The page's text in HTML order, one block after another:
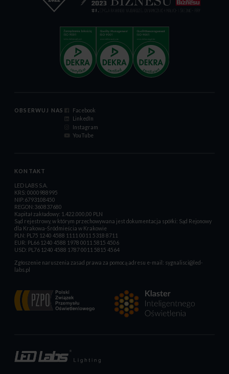
OBSERWUJ NAS
Facebook
LinkedIn
Instagram
YouTube
KONTAKT
LED LABS S.A.
KRS: 0000988995
NIP:6793108450
REGON:360837680
Kapitał zakładowy: 1.422.000,00 PLN
Sąd rejestrowy, w którym przechowywana jest dokumentacja spółki: Sąd Rejonowy
dla Krakowa-Śródmieścia w Krakowie
PLN: PL75 1240 4588 1111 0011 5318 8711
EUR: PL66 1240 4588 1978 0011 5815 4506
USD: PL76 1240 4588 1787 0011 5815 4564
Zgłoszenie naruszenia zasad prawa za pomocą adresu e-mail: sygnalisci@led-
labs.pl